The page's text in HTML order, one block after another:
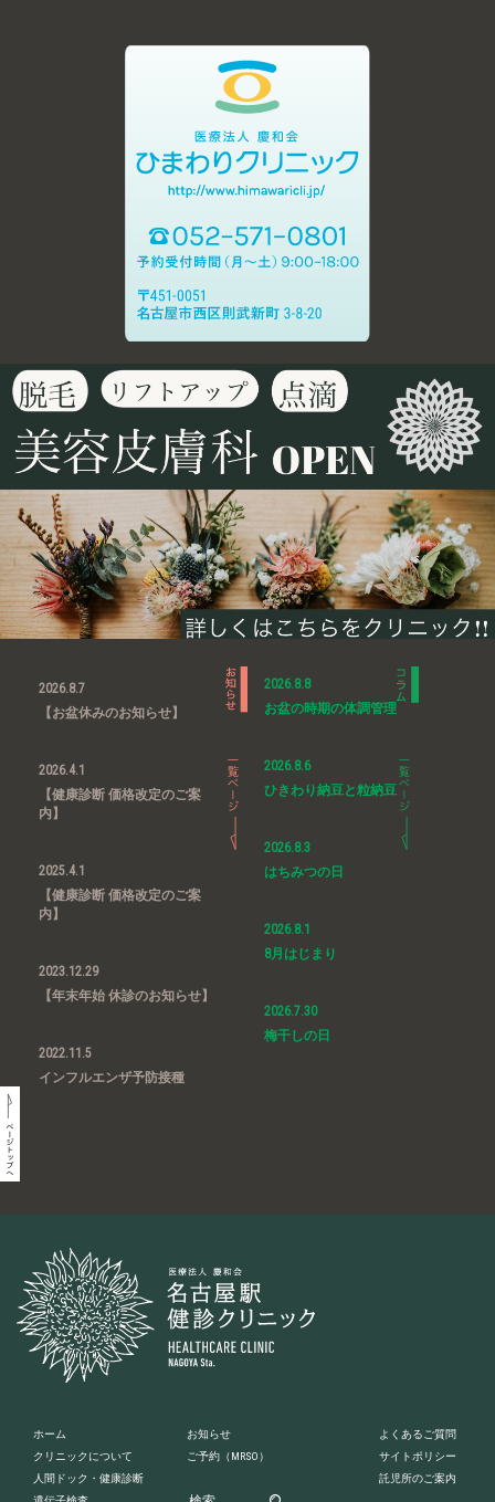
2026.8.7
【お盆休みのお知らせ】
2026.4.1
【健康診断 価格改定のご案
内】
2025.4.1
【健康診断 価格改定のご案
内】
2023.12.29
【年末年始 休診のお知らせ】
2022.11.5
インフルエンザ予防接種
2026.8.8
お盆の時期の体調管理
2026.8.6
ひきわり納豆と粒納豆
2026.8.3
はちみつの日
2026.8.1
8月はじまり
2026.7.30
梅干しの日
ホーム
クリニックについて
人間ドック・健康診断
お知らせ
ご予約 （MRSO）
よくあるご質問
サイトポリシー
託児所のご案内